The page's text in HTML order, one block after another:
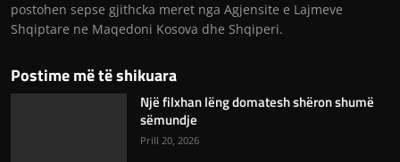
postohen sepse gjithcka meret nga Agjensite e Lajmeve
Shqiptare ne Maqedoni Kosova dhe Shqiperi.
Postime më të shikuara
Një filxhan lëng domatesh shëron shumë
sëmundje
Prill 20, 2026